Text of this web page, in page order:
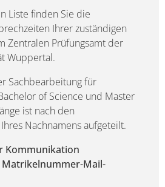
Liste finden Sie die
Ihrer zuständigen
Zentralen Prüfungsamt der
Wuppertal.
Sachbearbeitung für
of Science und Master
ist nach den
Nachnamens aufgeteilt.
Kommunikation
Mail-